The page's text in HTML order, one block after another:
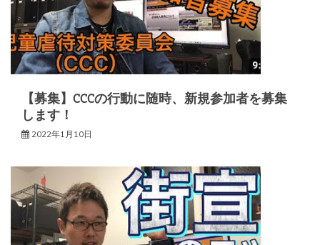
【募集】CCCの行動に随時、新規参加者を募集
します！
2022年1月10日